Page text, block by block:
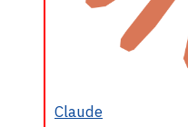
Claude